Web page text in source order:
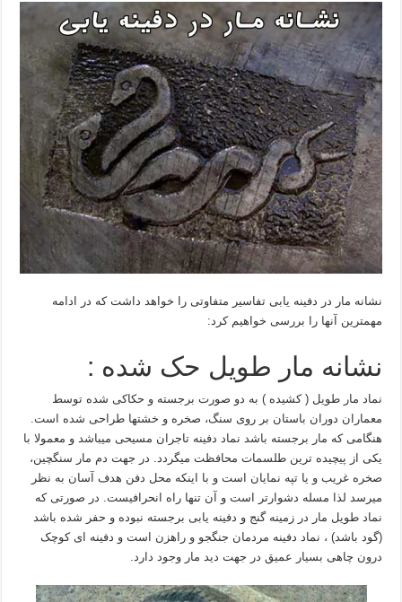
نشانه مار در دفینه یابی تفاسیر متفاوتی را خواهد داشت که در ادامه
مهمترین آنها را بررسی خواهیم کرد:
نشانه مار طویل حک شده :
نماد مار طویل ( کشیده ) به دو صورت برجسته و حکاکی شده توسط
معماران دوران باستان بر روی سنگ، صخره و خشتها طراحی شده است.
هنگامی که مار برجسته باشد نماد دفینه تاجران مسیحی میباشد و معمولا با
یکی از پیچیده ترین طلسمات محافظت میگردد. در جهت دم مار سنگچین،
صخره غریب و یا تپه نمایان است و با اینکه محل دفن هدف آسان به نظر
میرسد لذا مسله دشوارتر است و آن تنها راه انحرافیست. در صورتی که
نماد طویل مار در زمینه گنج و دفینه یابی برجسته نبوده و حفر شده باشد
(گود باشد) ، نماد دفینه مردمان جنگجو و راهزن است و دفینه ای کوچک
درون چاهی بسیار عمیق در جهت دید مار وجود دارد.